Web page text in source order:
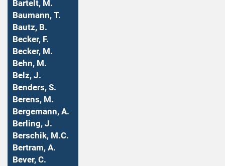
Bartelt, M.
Baumann, T.
Bautz, B.
Becker, F.
Becker, M.
Behn, M.
Belz, J.
Benders, S.
Berens, M.
Bergemann, A.
Berling, J.
Berschik, M.C.
Bertram, A.
Bever, C.